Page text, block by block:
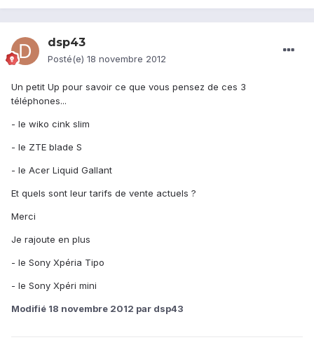
dsp43
Posté(e) 18 novembre 2012
Un petit Up pour savoir ce que vous pensez de ces 3
téléphones...
- le wiko cink slim
- le ZTE blade S
- le Acer Liquid Gallant
Et quels sont leur tarifs de vente actuels ?
Merci
Je rajoute en plus
- le Sony Xpéria Tipo
- le Sony Xpéri mini
Modifié 18 novembre 2012 par dsp43